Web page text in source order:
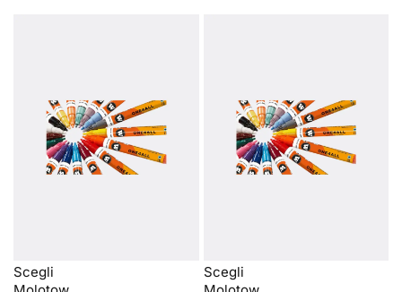
Scegli
Scegli